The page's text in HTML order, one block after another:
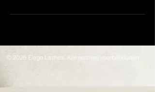
© 2025 Elago Lashes. Alle rechten voorbehouden